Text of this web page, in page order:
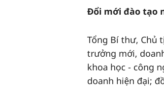
Đổi mới đào tạo
Tổng Bí thư, Chủ
trưởng mới,
khoa học - công
doanh hiện đại;